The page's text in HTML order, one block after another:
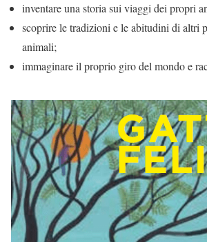
inventare una storia sui viaggi dei propri
scoprire le tradizioni e le abitudini di altri
animali;
immaginare il proprio giro del mondo e